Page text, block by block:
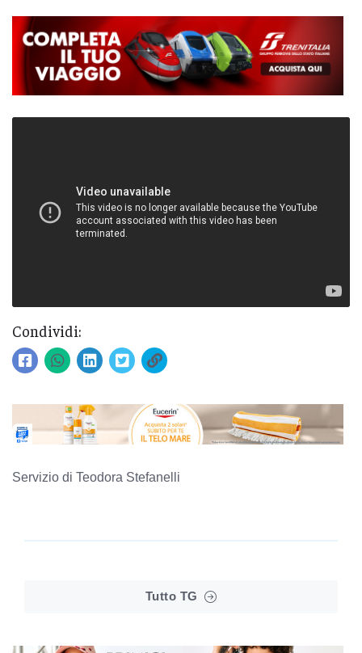
Condividi:
Servizio di Teodora Stefanelli
Tutto TG